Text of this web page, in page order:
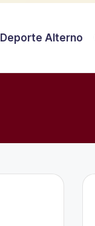
Deporte Alterno